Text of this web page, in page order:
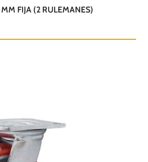
FIJA (2 RULEMANES)